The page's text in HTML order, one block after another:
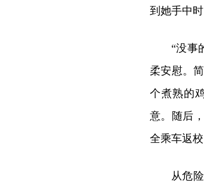
到她手中
“没事
柔安慰。
个煮熟的
意。随后
全乘车返校
从危